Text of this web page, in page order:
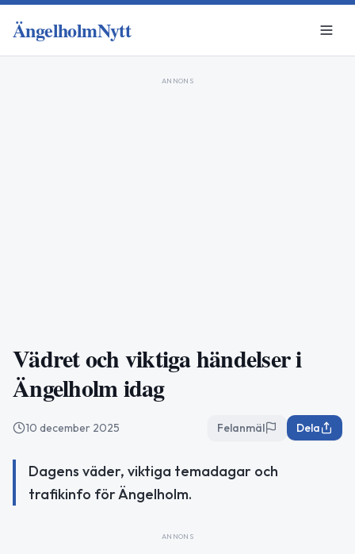
ÄngelholmNytt
ANNONS
Vädret och viktiga händelser i
Ängelholm idag
10 december 2025 Felanmäl Dela
Dagens väder, viktiga temadagar och
trafikinfo för Ängelholm.
ANNONS